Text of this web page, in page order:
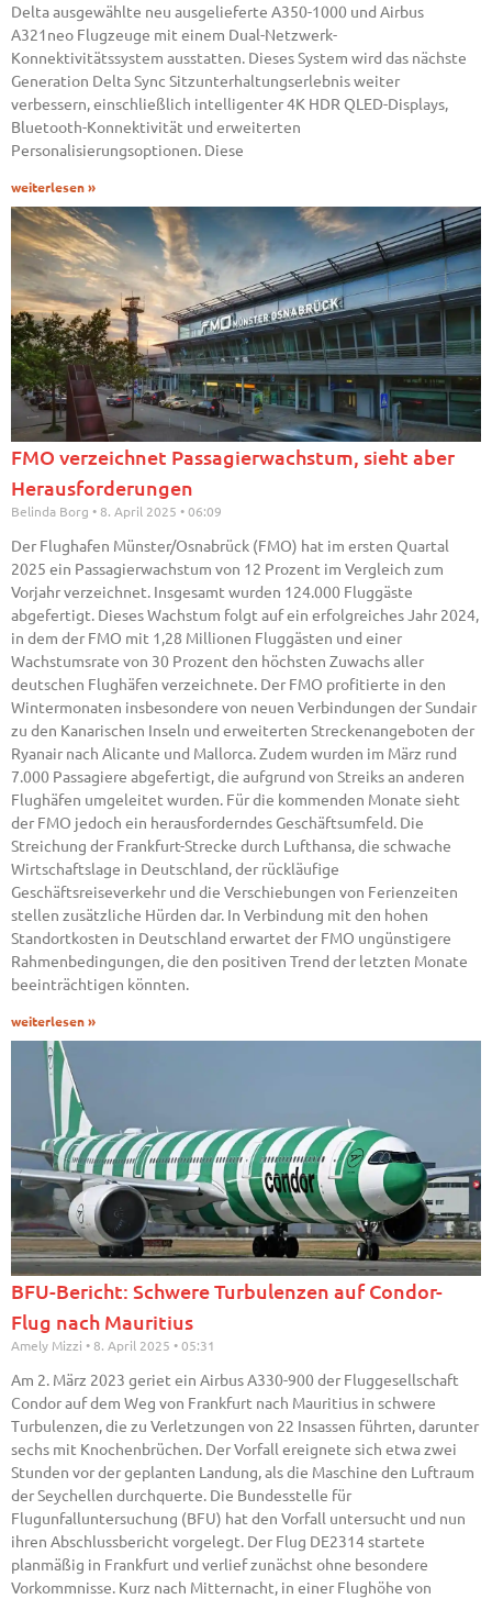
Delta ausgewählte neu ausgelieferte A350-1000 und Airbus
A321neo Flugzeuge mit einem Dual-Netzwerk-
Konnektivitätssystem ausstatten. Dieses System wird das nächste
Generation Delta Sync Sitzunterhaltungserlebnis weiter
verbessern, einschließlich intelligenter 4K HDR QLED-Displays,
Bluetooth-Konnektivität und erweiterten
Personalisierungsoptionen. Diese
weiterlesen »
FMO verzeichnet Passagierwachstum, sieht aber
Herausforderungen
Belinda Borg 8. April 2025 06:09
Der Flughafen Münster/Osnabrück (FMO) hat im ersten Quartal
2025 ein Passagierwachstum von 12 Prozent im Vergleich zum
Vorjahr verzeichnet. Insgesamt wurden 124.000 Fluggäste
abgefertigt. Dieses Wachstum folgt auf ein erfolgreiches Jahr 2024,
in dem der FMO mit 1,28 Millionen Fluggästen und einer
Wachstumsrate von 30 Prozent den höchsten Zuwachs aller
deutschen Flughäfen verzeichnete. Der FMO profitierte in den
Wintermonaten insbesondere von neuen Verbindungen der Sundair
zu den Kanarischen Inseln und erweiterten Streckenangeboten der
Ryanair nach Alicante und Mallorca. Zudem wurden im März rund
7.000 Passagiere abgefertigt, die aufgrund von Streiks an anderen
Flughäfen umgeleitet wurden. Für die kommenden Monate sieht
der FMO jedoch ein herausforderndes Geschäftsumfeld. Die
Streichung der Frankfurt-Strecke durch Lufthansa, die schwache
Wirtschaftslage in Deutschland, der rückläufige
Geschäftsreiseverkehr und die Verschiebungen von Ferienzeiten
stellen zusätzliche Hürden dar. In Verbindung mit den hohen
Standortkosten in Deutschland erwartet der FMO ungünstigere
Rahmenbedingungen, die den positiven Trend der letzten Monate
beeinträchtigen könnten.
weiterlesen »
BFU-Bericht: Schwere Turbulenzen auf Condor-
Flug nach Mauritius
Amely Mizzi 8. April 2025 05:31
Am 2. März 2023 geriet ein Airbus A330-900 der Fluggesellschaft
Condor auf dem Weg von Frankfurt nach Mauritius in schwere
Turbulenzen, die zu Verletzungen von 22 Insassen führten, darunter
sechs mit Knochenbrüchen. Der Vorfall ereignete sich etwa zwei
Stunden vor der geplanten Landung, als die Maschine den Luftraum
der Seychellen durchquerte. Die Bundesstelle für
Flugunfalluntersuchung (BFU) hat den Vorfall untersucht und nun
ihren Abschlussbericht vorgelegt. Der Flug DE2314 startete
planmäßig in Frankfurt und verlief zunächst ohne besondere
Vorkommnisse. Kurz nach Mitternacht, in einer Flughöhe von